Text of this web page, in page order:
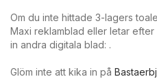
Om du inte hittade 3-lagers
Maxi reklamblad eller letar
in andra digitala blad: .
Glöm inte att kika in på